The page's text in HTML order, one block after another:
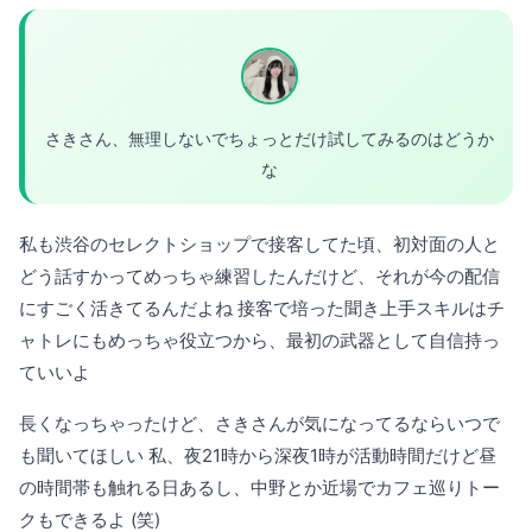
さきさん、無理しないでちょっとだけ試してみるのはどうか
な
私も渋谷のセレクトショップで接客してた頃、初対面の人と
どう話すかってめっちゃ練習したんだけど、それが今の配信
にすごく活きてるんだよね 接客で培った聞き上手スキルはチ
ャトレにもめっちゃ役立つから、最初の武器として自信持っ
ていいよ
長くなっちゃったけど、さきさんが気になってるならいつで
も聞いてほしい 私、夜21時から深夜1時が活動時間だけど昼
の時間帯も触れる日あるし、中野とか近場でカフェ巡りトー
クもできるよ (笑)